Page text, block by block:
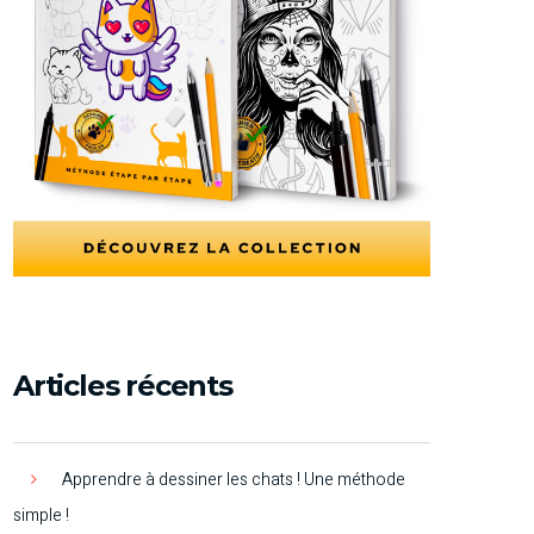
Articles récents
Apprendre à dessiner les chats ! Une méthode
simple !